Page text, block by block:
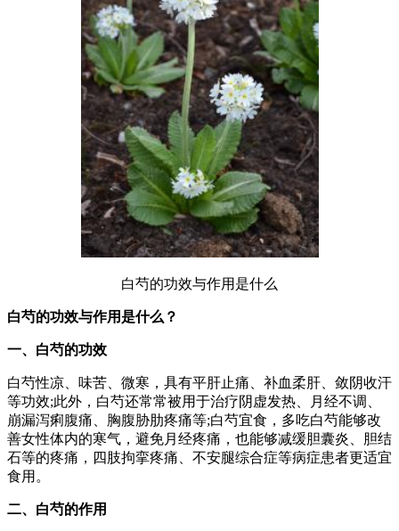
白芍的功效与作用是什么
白芍的功效与作用是什么？
一、白芍的功效
白芍性凉、味苦、微寒，具有平肝止痛、补血柔肝、敛阴收汗
等功效;此外，白芍还常常被用于治疗阴虚发热、月经不调、
崩漏泻痢腹痛、胸腹胁肋疼痛等;白芍宜食，多吃白芍能够改
善女性体内的寒气，避免月经疼痛，也能够减缓胆囊炎、胆结
石等的疼痛，四肢拘挛疼痛、不安腿综合症等病症患者更适宜
食用。
二、白芍的作用